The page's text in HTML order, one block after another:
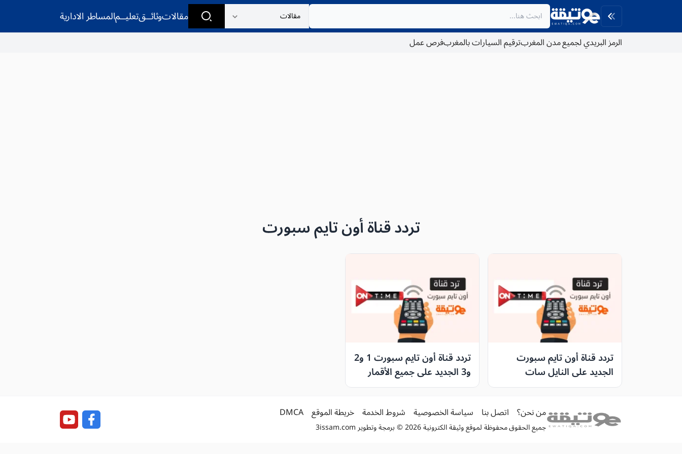
مقالاتوثائــقتعليــمالمساطر الادارية
الرمز البريدي لجميع مدن المغربترقيم السيارات بالمغربفرص عمل
تردد قناة أون تايم سبورت
تردد قناة أون تايم سبورت
الجديد على النايل سات
والعرب سات لمتابعة مباريات
تردد قناة أون تايم سبورت 1 و2
و3 الجديد على جميع الأقمار
الصناعية (النايل سات والعرب
من نحن؟ اتصل بنا سياسة الخصوصية شروط الخدمة خريطة الموقع DMCA
جميع الحقوق محفوظة لموقع وثيقة الكترونية 2026 © برمجة وتطوير 3issam.com